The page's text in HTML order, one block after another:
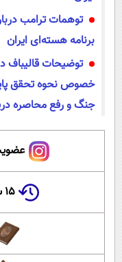
توهمات ترامب
برنامه هسته‌اى ایران
توضیحات قالیباف
خصوص نحوه تحقق
جنگ و رفع محاصره
۱۵ سال پیش در چنین روزی